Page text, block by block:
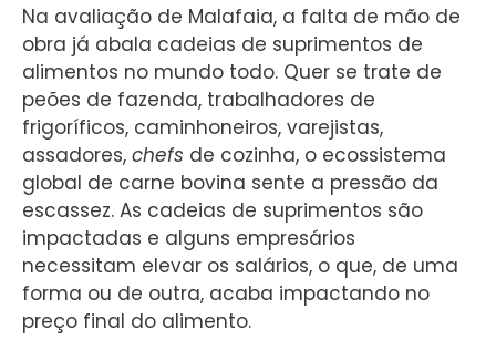
Na avaliação de Malafaia, a falta de mão de
obra já abala cadeias de suprimentos de
alimentos no mundo todo. Quer se trate de
peões de fazenda, trabalhadores de
frigoríficos, caminhoneiros, varejistas,
assadores, chefs de cozinha, o ecossistema
global de carne bovina sente a pressão da
escassez. As cadeias de suprimentos são
impactadas e alguns empresários
necessitam elevar os salários, o que, de uma
forma ou de outra, acaba impactando no
preço final do alimento.